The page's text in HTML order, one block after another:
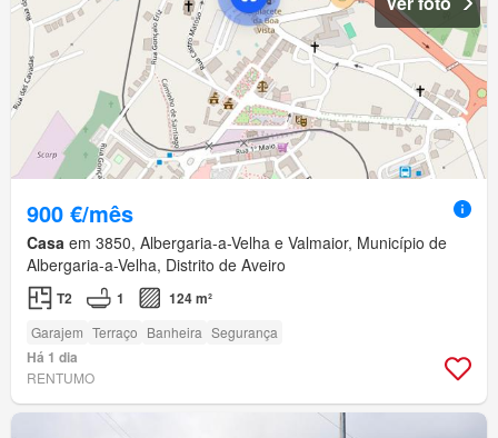
900 €/mês
Casa em 3850, Albergaria-a-Velha e Valmaior, Município de
Albergaria-a-Velha, Distrito de Aveiro
T2 1 124 m²
Garajem Terraço Banheira Segurança
Há 1 dia
RENTUMO